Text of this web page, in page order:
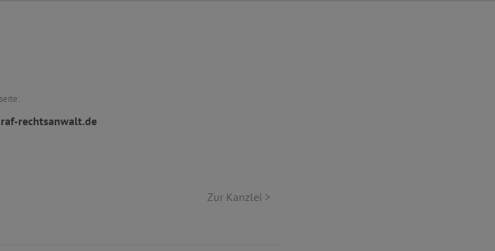
rechtsanwalt.de
Zur Kanzlei >